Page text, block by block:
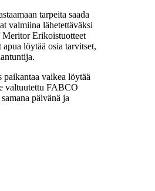
tarpeita saada
valmiina lähetettäväksi
Erikoistuotteet
löytää osia tarvitset,
vaikea löytää
valtuutettu FABCO
päivänä ja